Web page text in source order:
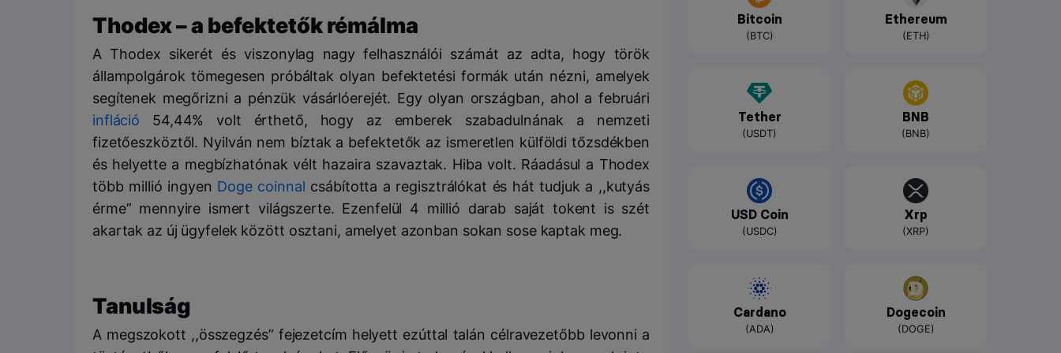
Thodex – a befektetők rémálma
A Thodex sikerét és viszonylag nagy felhasználói számát az adta, hogy török
állampolgárok tömegesen próbáltak olyan befektetési formák után nézni, amelyek
segítenek megőrizni a pénzük vásárlóerejét. Egy olyan országban, ahol a februári
infláció 54,44% volt érthető, hogy az emberek szabadulnának a nemzeti
fizetőeszköztől. Nyilván nem bíztak a befektetők az ismeretlen külföldi tőzsdékben
és helyette a megbízhatónak vélt hazaira szavaztak. Hiba volt. Ráadásul a Thodex
több millió ingyen Doge coinnal csábította a regisztrálókat és hát tudjuk a ,,kutyás
érme” mennyire ismert világszerte. Ezenfelül 4 millió darab saját tokent is szét
akartak az új ügyfelek között osztani, amelyet azonban sokan sose kaptak meg.
Tanulság
A megszokott ,,összegzés” fejezetcím helyett ezúttal talán célravezetőbb levonni a
Bitcoin
(BTC)
Ethereum
(ETH)
Tether
(USDT)
BNB
(BNB)
USD Coin
(USDC)
Xrp
(XRP)
Cardano
(ADA)
Dogecoin
(DOGE)